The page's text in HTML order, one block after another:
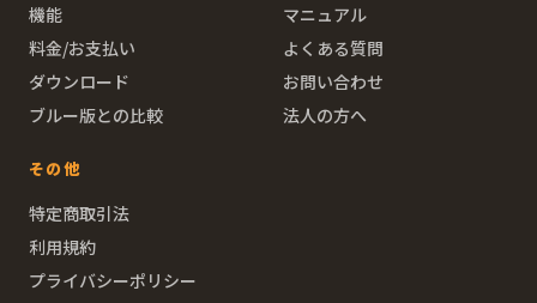
機能
料金/お支払い
ダウンロード
ブルー版との比較
マニュアル
よくある質問
お問い合わせ
法人の方へ
その他
特定商取引法
利用規約
プライバシーポリシー